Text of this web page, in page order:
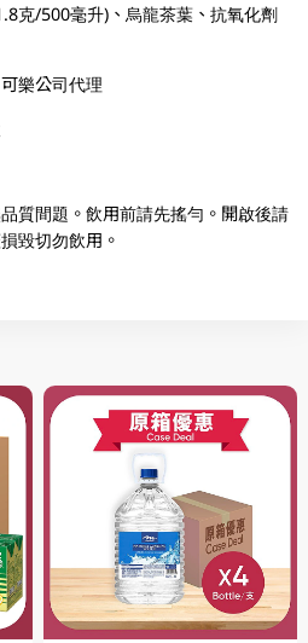
克/500毫升)、烏龍茶葉、抗氧化劑
樂公司代理
質間題。飲用前請先搖勻。開啟後請
毀切勿飲用。